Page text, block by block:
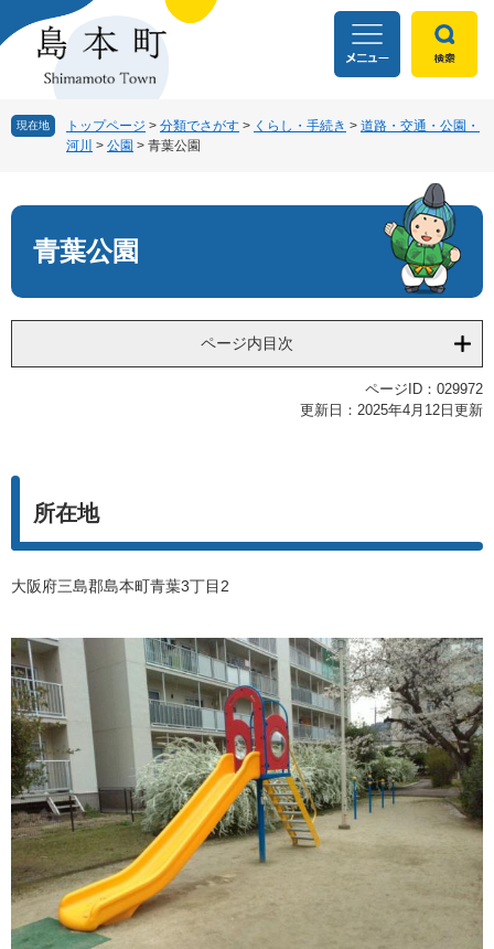
ー
ニ
本
現在地 トップページ > 分類でさがす > くらし・手続き > 道路・交通・公園・
河川 > 公園 > 青葉公園
文
青葉公園
ページ内目次
ページID：029972
更新日：2025年4月12日更新
所在地
大阪府三島郡島本町青葉3丁目2